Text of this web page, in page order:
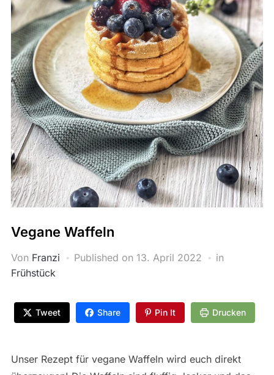
Vegane Waffeln
Von Franzi Published on 13. April 2022
in
Frühstück
Tweet Share Pin It Drucken
Unser Rezept für vegane Waffeln wird euch direkt